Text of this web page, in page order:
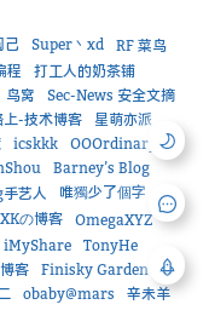
己 Super丶xd
RF 菜鸟
程
打工人的奶茶铺
鸟窝
Sec-News 安全文摘
上-技术博客
星萌亦派
icskkk
OOOrdinary
Barney’s Blog
艺人
唯獨少了個字
XKの博客
OmegaXYZ
iMyShare
TonyHe
客
Finisky Garden
obaby@mars 辛未羊